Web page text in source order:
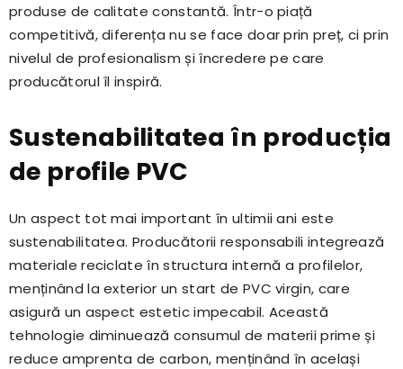
produse de calitate constantă. Într-o piață
competitivă, diferența nu se face doar prin preț, ci prin
nivelul de profesionalism și încredere pe care
producătorul îl inspiră.
Sustenabilitatea în producția
de profile PVC
Un aspect tot mai important în ultimii ani este
sustenabilitatea. Producătorii responsabili integrează
materiale reciclate în structura internă a profilelor,
menținând la exterior un start de PVC virgin, care
asigură un aspect estetic impecabil. Această
tehnologie diminuează consumul de materii prime și
reduce amprenta de carbon, menținând în același